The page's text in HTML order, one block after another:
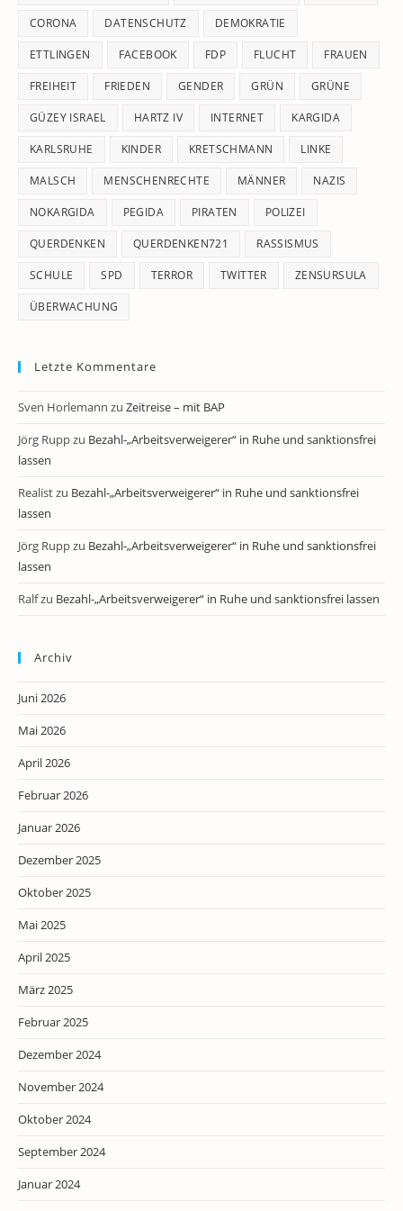
CORONA DATENSCHUTZ DEMOKRATIE
ETTLINGEN FACEBOOK FDP FLUCHT FRAUEN
FREIHEIT FRIEDEN GENDER GRÜN GRÜNE
GÜZEY ISRAEL HARTZ IV INTERNET KARGIDA
KARLSRUHE KINDER KRETSCHMANN LINKE
MALSCH MENSCHENRECHTE MÄNNER NAZIS
NOKARGIDA PEGIDA PIRATEN POLIZEI
QUERDENKEN QUERDENKEN721 RASSISMUS
SCHULE SPD TERROR TWITTER ZENSURSULA
ÜBERWACHUNG
Letzte Kommentare
Sven Horlemann zu Zeitreise – mit BAP
Jörg Ruppzu Bezahl-„Arbeitsverweigerer“ in Ruhe und sanktionsfrei
lassen
Realistzu Bezahl-„Arbeitsverweigerer“ in Ruhe und sanktionsfrei
lassen
Jörg Ruppzu Bezahl-„Arbeitsverweigerer“ in Ruhe und sanktionsfrei
lassen
Ralfzu Bezahl-„Arbeitsverweigerer“ in Ruhe und sanktionsfrei lassen
Archiv
Juni 2026
Mai 2026
April 2026
Februar 2026
Januar 2026
Dezember 2025
Oktober 2025
Mai 2025
April 2025
März 2025
Februar 2025
Dezember 2024
November 2024
Oktober 2024
September 2024
Januar 2024